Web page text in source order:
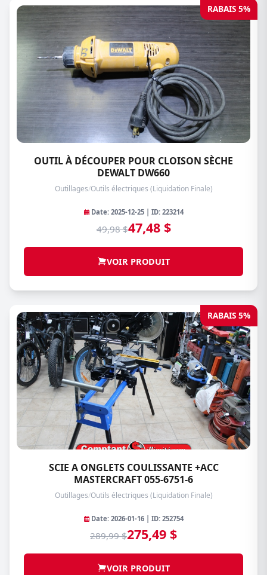
RABAIS 5%
OUTIL À DÉCOUPER POUR CLOISON SÈCHE
DEWALT DW660
Outillages/Outils électriques (Liquidation Finale)
Date: 2025-12-25 | ID: 223214
49,98 $47,48 $
VOIR PRODUIT
RABAIS 5%
SCIE A ONGLETS COULISSANTE +ACC
MASTERCRAFT 055-6751-6
Outillages/Outils électriques (Liquidation Finale)
Date: 2026-01-16 | ID: 252754
289,99 $275,49 $
VOIR PRODUIT